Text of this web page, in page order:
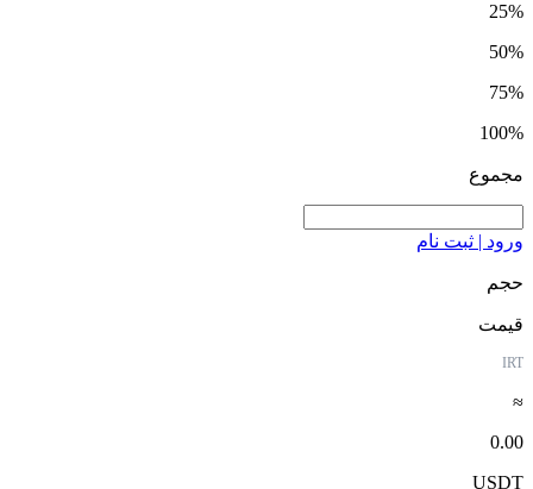
25%
50%
75%
100%
مجموع
ورود | ثبت نام
حجم
قیمت
IRT
≈
0.00
USDT